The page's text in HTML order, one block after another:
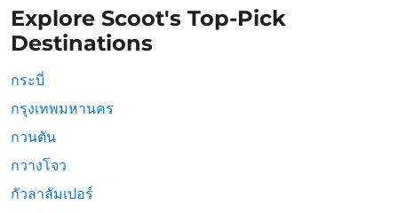
Explore Scoot's Top-Pick
Destinations
กระบี่
กรุงเทพมหานคร
กวนตัน
กวางโจว
กัวลาลัมเปอร์